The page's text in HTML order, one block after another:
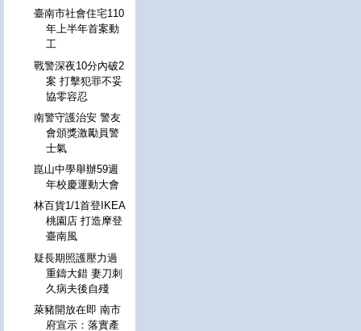
臺南市社會住宅110
年上半年首案動
工
戰警深夜10分內破2
案 打擊犯罪不妥
協零容忍
南警守護治安 警友
會頒獎激勵員警
士氣
崑山中學舉辦59週
年校慶運動大會
林百貨1/1首登IKEA
桃園店 打造摩登
臺南風
疑長期照護壓力過
重鑄大錯 妻刀刺
久病夫後自殘
萊豬開放在即 南市
府宣示：落實產